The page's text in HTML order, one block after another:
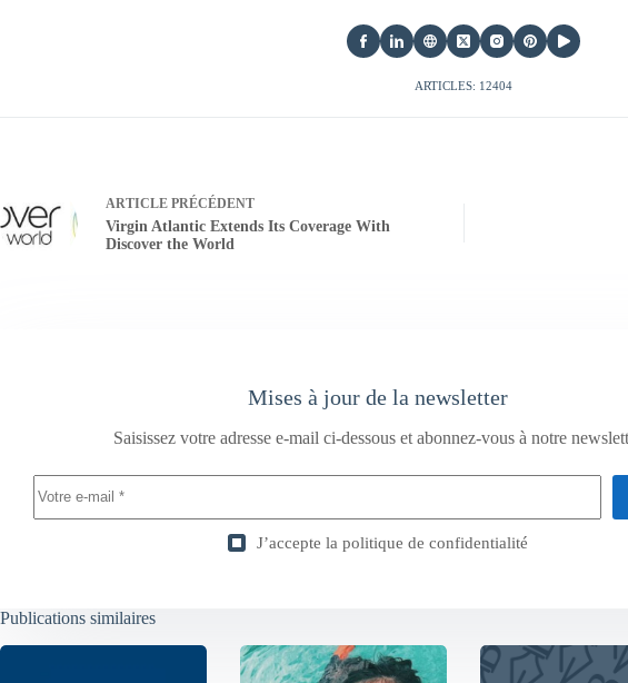
ARTICLES: 12404
ARTICLE PRÉCÉDENT
Virgin Atlantic Extends Its Coverage With
Discover the World
Mises à jour de la newsletter
Saisissez votre adresse e-mail ci-dessous et abonnez-vous à notre
J’accepte la politique de confidentialité
Publications similaires